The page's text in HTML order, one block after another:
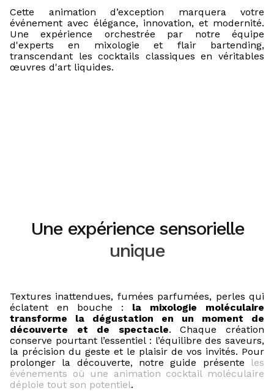
Cette animation d’exception marquera votre
événement avec élégance, innovation, et modernité.
Une expérience orchestrée par notre équipe
d'experts en mixologie et flair bartending,
transcendant les cocktails classiques en véritables
œuvres d'art liquides.
Une expérience sensorielle
unique
Textures inattendues, fumées parfumées, perles qui
éclatent en bouche : la mixologie moléculaire
transforme la dégustation en un moment de
découverte et de spectacle. Chaque création
conserve pourtant l’essentiel : l’équilibre des saveurs,
la précision du geste et le plaisir de vos invités. Pour
prolonger la découverte, notre guide présente
les
événements où une animation cocktail moléculaire
déploie tout son potentiel.